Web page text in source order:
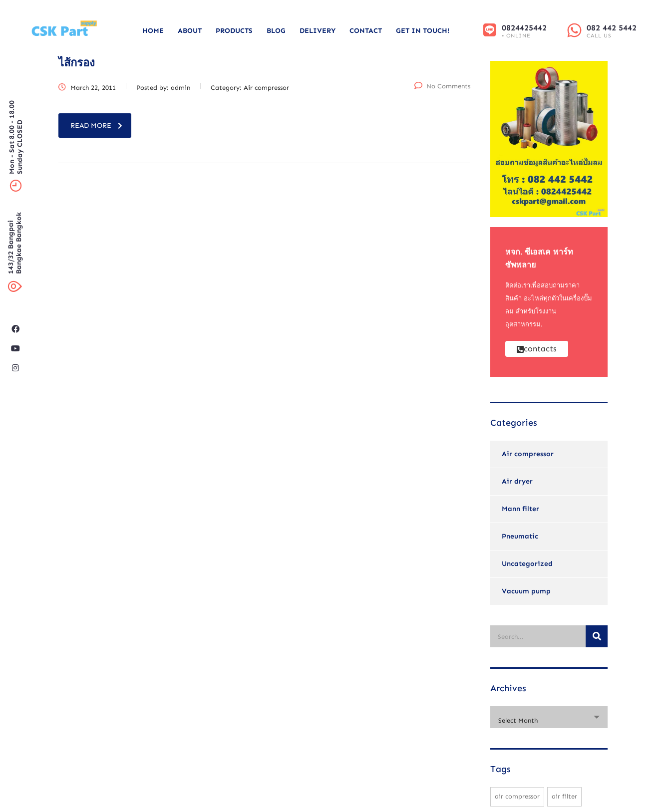
HOME ABOUT PRODUCTS BLOG DELIVERY CONTACT GET IN TOUCH! 0824425442
• ONLINE
082 442 5442
CALL US
Mon - Sat 8.00 - 18.00Sunday CLOSED
143/32 BangpaiBangkae Bangkok
ไส้กรอง
March 22, 2011 Posted by: admin Category: Air compressor No Comments
READ MORE
หจก. ซีเอสเค พาร์ท
ซัพพลาย
ติดต่อเราเพื่อสอบถามราคา
สินค้า อะไหล่ทุกตัวในเครื่องปั๊ม
ลม สำหรับโรงงาน
อุตสาหกรรม.
contacts
Categories
Air compressor
Air dryer
Mann filter
Pneumatic
Uncategorized
Vacuum pump
Archives
Select Month
Tags
air compressor air filter